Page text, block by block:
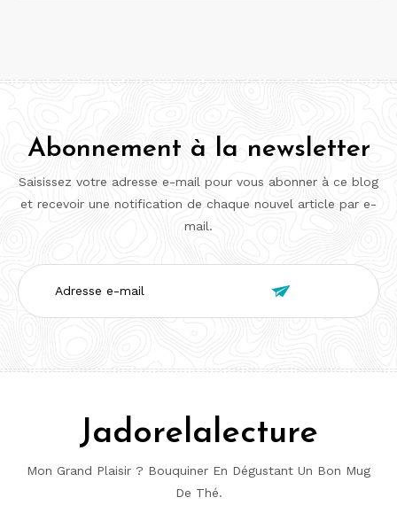
Abonnement à la newsletter
Saisissez votre adresse e-mail pour vous abonner à ce blog
et recevoir une notification de chaque nouvel article par e-
mail.
Adresse
e-
mail

Jadorelalecture
Mon Grand Plaisir ? Bouquiner En Dégustant Un Bon Mug
De Thé.